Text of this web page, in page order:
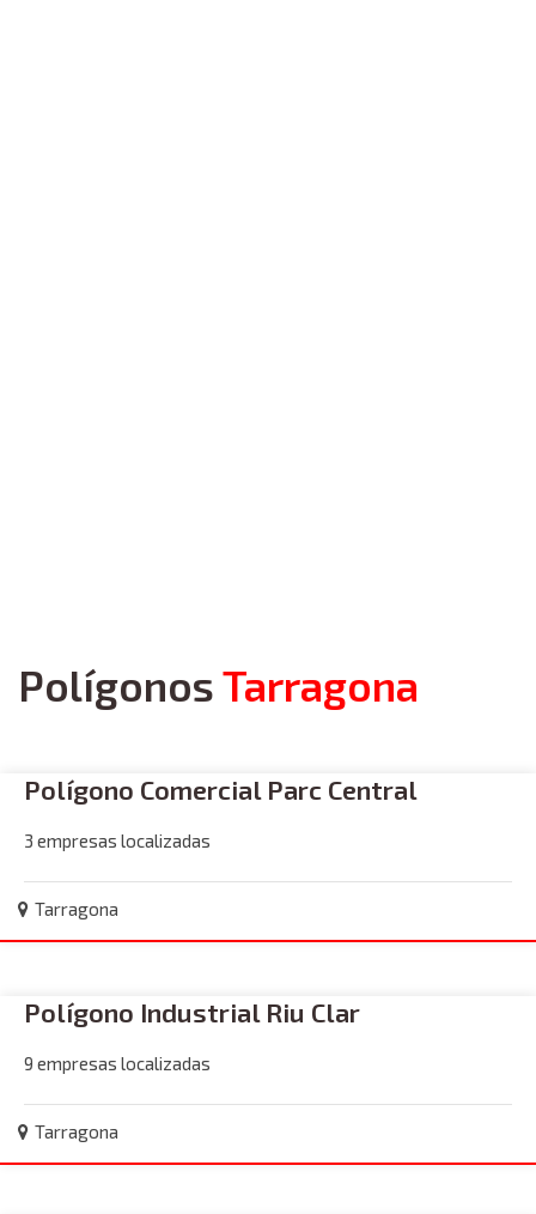
PolígonosTarragona
Polígono Comercial Parc Central
3 empresas localizadas
Tarragona
Polígono Industrial Riu Clar
9 empresas localizadas
Tarragona